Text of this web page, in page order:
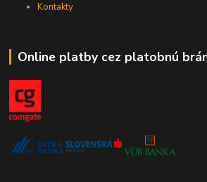
Kontakty
Online platby cez platobnú